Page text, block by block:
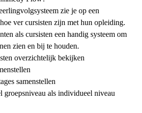
zie je op een
ver cursisten zijn met hun opleiding.
als cursisten een handig systeem om
zien en bij te houden.
overzichtelijk bekijken
samenstellen
als individueel niveau